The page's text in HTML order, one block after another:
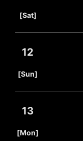
[Sat]
12
[Sun]
13
[Mon]